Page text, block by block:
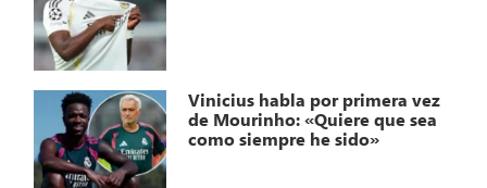
Vinicius habla por primera vez
de Mourinho: «Quiere que sea
como siempre he sido»